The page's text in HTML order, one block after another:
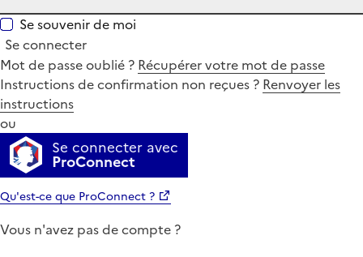
Se souvenir de moi
Se connecter
Mot de passe oublié ? Récupérer votre mot de passe
Instructions de confirmation non reçues ? Renvoyer les
instructions
ou
Se connecter avec
ProConnect
Qu'est-ce que ProConnect ?
Vous n'avez pas de compte ?